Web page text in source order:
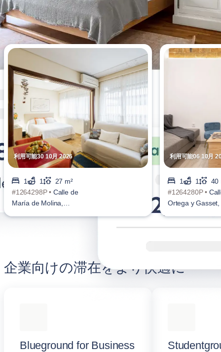
今週最も閲覧された1 ベッドルー
ムアパート。
利用可能30 10月 2026
1 1
27 m²
#1264298P • Calle de
María de Molina,
利用可能06 10月
1 1
40
#1264280P •
Ortega y Gasset,
企業向けの滞在をより快適に
Blueground for Business